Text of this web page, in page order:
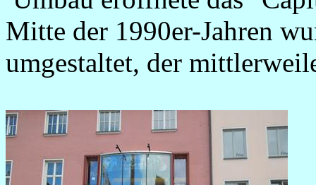
Mitte der 1990er-Jahren
umgestaltet, der